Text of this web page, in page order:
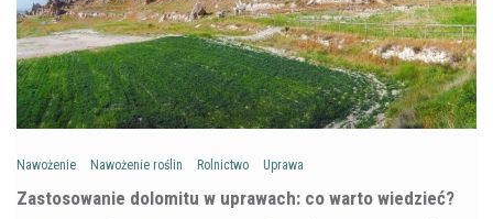
Nawożenie Nawożenie roślin Rolnictwo Uprawa
Zastosowanie dolomitu w uprawach: co warto wiedzieć?